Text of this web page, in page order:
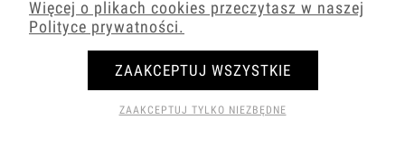
Karlik ICON włącznik Trzyklawiszowy
Więcej o plikach cookies przeczytasz w naszej
Polityce prywatności.
ZAAKCEPTUJ TYLKO NIEZBĘDNE
ZAAKCEPTUJ WSZYSTKIE